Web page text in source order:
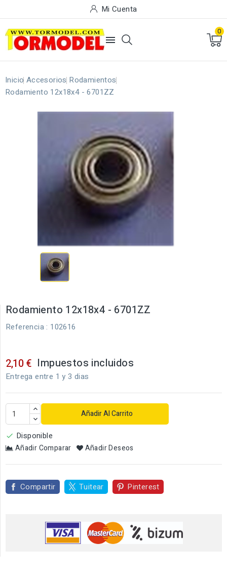
Mi Cuenta

0
Inicio Accesorios Rodamientos
Rodamiento 12x18x4 - 6701ZZ
Rodamiento 12x18x4 - 6701ZZ
Referencia : 102616
2,10 € Impuestos incluidos
Entrega entre 1 y 3 dias
Añadir Al Carrito
 Disponible
Añadir Comparar Añadir Deseos
Compartir Tuitear Pinterest